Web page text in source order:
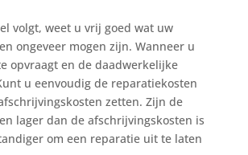
volgt, weet u vrij goed wat uw
ongeveer mogen zijn. Wanneer u
opvraagt en de daadwerkelijke
u eenvoudig de reparatiekosten
zetten. Zijn de
lager dan de afschrijvingskosten is
om een reparatie uit te laten